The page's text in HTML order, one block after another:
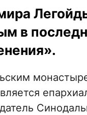
в